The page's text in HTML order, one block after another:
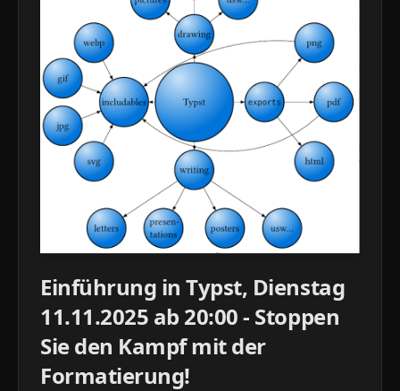
Einführung in Typst, Dienstag
11.11.2025 ab 20:00 - Stoppen
Sie den Kampf mit der
Formatierung!